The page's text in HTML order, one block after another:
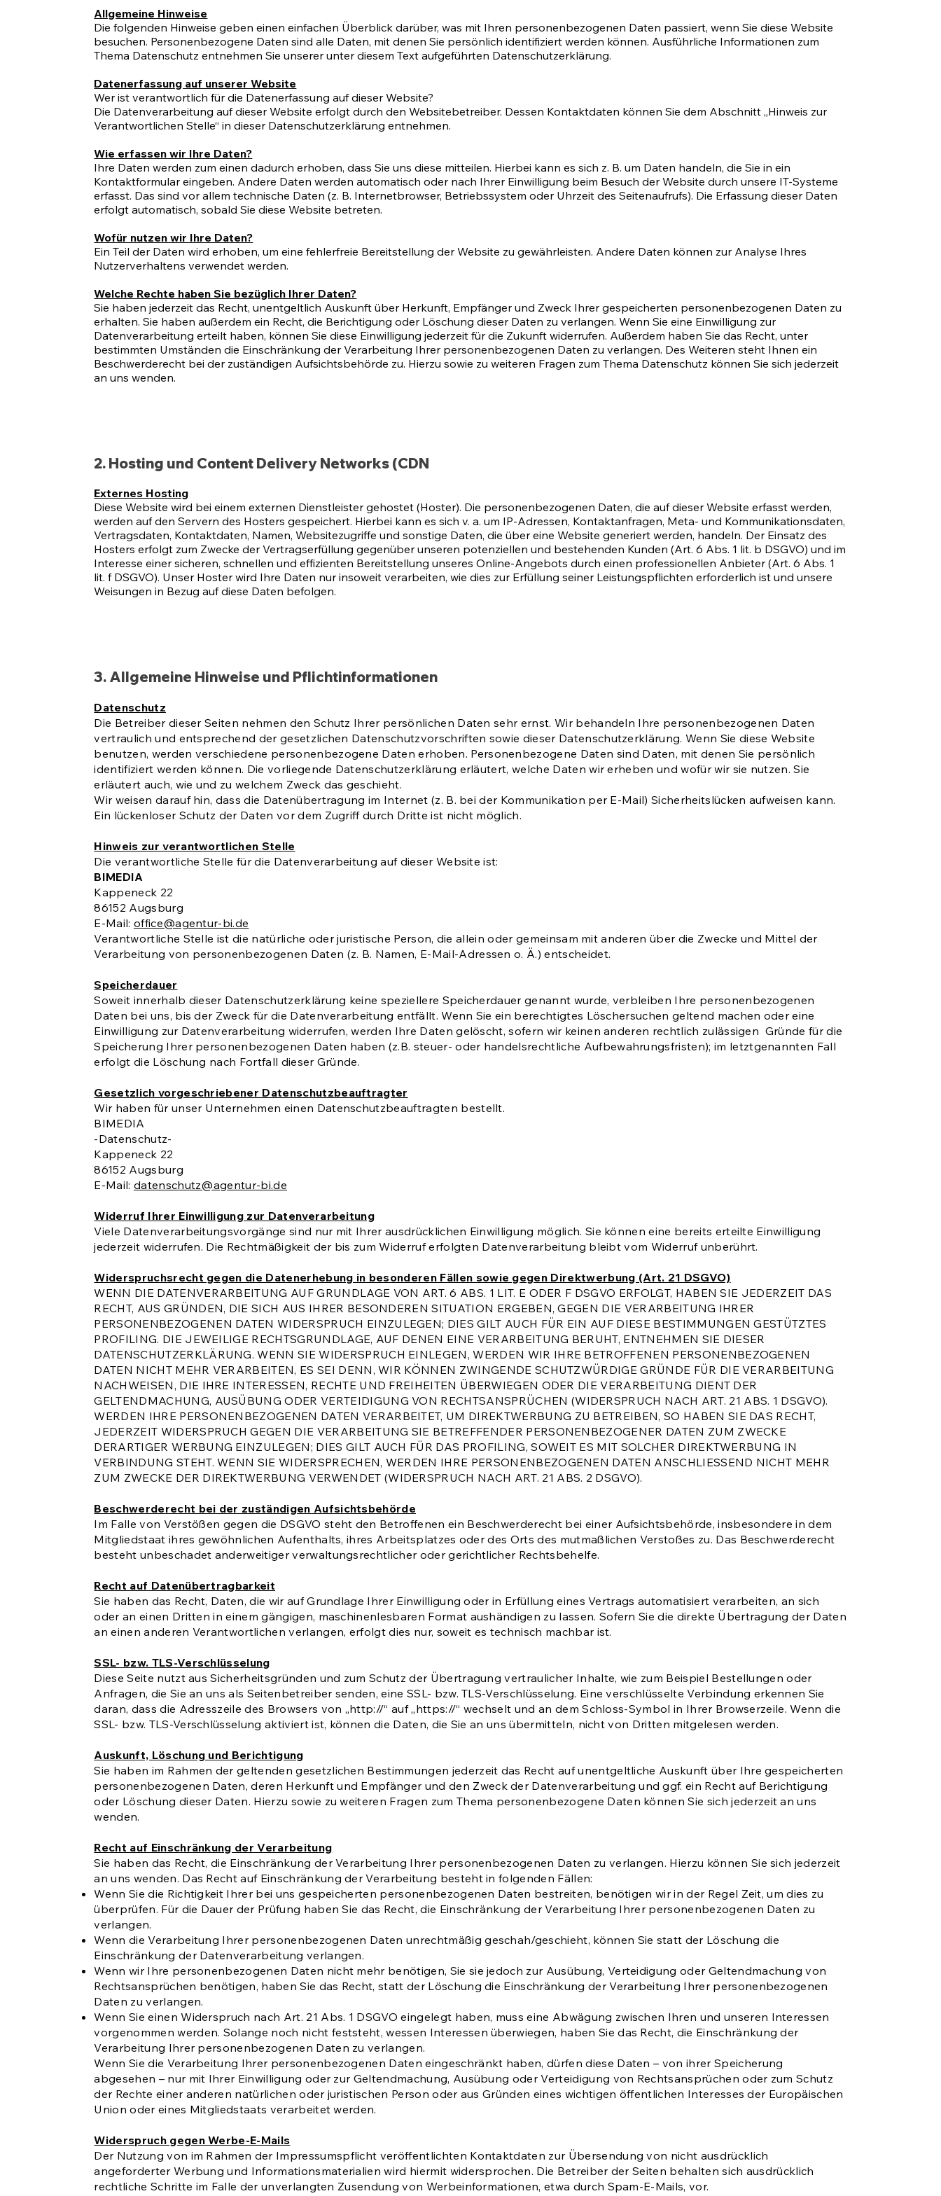
Allgemeine Hinweise
Die folgenden Hinweise geben einen einfachen Überblick darüber, was mit Ihren personenbezogenen Daten passiert, wenn Sie diese Website
besuchen. Personenbezogene Daten sind alle Daten, mit denen Sie persönlich identifiziert werden können. Ausführliche Informationen zum
Thema Datenschutz entnehmen Sie unserer unter diesem Text aufgeführten Datenschutzerklärung.
Datenerfassung auf unserer Website
Wer ist verantwortlich für die Datenerfassung auf dieser Website?
Die Datenverarbeitung auf dieser Website erfolgt durch den Websitebetreiber. Dessen Kontaktdaten können Sie dem Abschnitt „Hinweis zur
Verantwortlichen Stelle“ in dieser Datenschutzerklärung entnehmen.
Wie erfassen wir Ihre Daten?
Ihre Daten werden zum einen dadurch erhoben, dass Sie uns diese mitteilen. Hierbei kann es sich z. B. um Daten handeln, die Sie in ein
Kontaktformular eingeben. Andere Daten werden automatisch oder nach Ihrer Einwilligung beim Besuch der Website durch unsere IT-Systeme
erfasst. Das sind vor allem technische Daten (z. B. Internetbrowser, Betriebssystem oder Uhrzeit des Seitenaufrufs). Die Erfassung dieser Daten
erfolgt automatisch, sobald Sie diese Website betreten.
Wofür nutzen wir Ihre Daten?
Ein Teil der Daten wird erhoben, um eine fehlerfreie Bereitstellung der Website zu gewährleisten. Andere Daten können zur Analyse Ihres
Nutzerverhaltens verwendet werden.
Welche Rechte haben Sie bezüglich Ihrer Daten?
Sie haben jederzeit das Recht, unentgeltlich Auskunft über Herkunft, Empfänger und Zweck Ihrer gespeicherten personenbezogenen Daten zu
erhalten. Sie haben außerdem ein Recht, die Berichtigung oder Löschung dieser Daten zu verlangen. Wenn Sie eine Einwilligung zur
Datenverarbeitung erteilt haben, können Sie diese Einwilligung jederzeit für die Zukunft widerrufen. Außerdem haben Sie das Recht, unter
bestimmten Umständen die Einschränkung der Verarbeitung Ihrer personenbezogenen Daten zu verlangen. Des Weiteren steht Ihnen ein
Beschwerderecht bei der zuständigen Aufsichtsbehörde zu. Hierzu sowie zu weiteren Fragen zum Thema Datenschutz können Sie sich jederzeit
an uns wenden.
2. Hosting und Content Delivery Networks (CDN
Externes Hosting
Diese Website wird bei einem externen Dienstleister gehostet (Hoster). Die personenbezogenen Daten, die auf dieser Website erfasst werden,
werden auf den Servern des Hosters gespeichert. Hierbei kann es sich v. a. um IP-Adressen, Kontaktanfragen, Meta- und Kommunikationsdaten,
Vertragsdaten, Kontaktdaten, Namen, Websitezugriffe und sonstige Daten, die über eine Website generiert werden, handeln. Der Einsatz des
Hosters erfolgt zum Zwecke der Vertragserfüllung gegenüber unseren potenziellen und bestehenden Kunden (Art. 6 Abs. 1 lit. b DSGVO) und im
Interesse einer sicheren, schnellen und effizienten Bereitstellung unseres Online-Angebots durch einen professionellen Anbieter (Art. 6 Abs. 1
lit. f DSGVO). Unser Hoster wird Ihre Daten nur insoweit verarbeiten, wie dies zur Erfüllung seiner Leistungspflichten erforderlich ist und unsere
Weisungen in Bezug auf diese Daten befolgen.
3. Allgemeine Hinweise und Pflichtinformationen
Datenschutz
Die Betreiber dieser Seiten nehmen den Schutz Ihrer persönlichen Daten sehr ernst. Wir behandeln Ihre personenbezogenen Daten
vertraulich und entsprechend der gesetzlichen Datenschutzvorschriften sowie dieser Datenschutzerklärung. Wenn Sie diese Website
benutzen, werden verschiedene personenbezogene Daten erhoben. Personenbezogene Daten sind Daten, mit denen Sie persönlich
identifiziert werden können. Die vorliegende Datenschutzerklärung erläutert, welche Daten wir erheben und wofür wir sie nutzen. Sie
erläutert auch, wie und zu welchem Zweck das geschieht.
Wir weisen darauf hin, dass die Datenübertragung im Internet (z. B. bei der Kommunikation per E-Mail) Sicherheitslücken aufweisen kann.
Ein lückenloser Schutz der Daten vor dem Zugriff durch Dritte ist nicht möglich.
Hinweis zur verantwortlichen Stelle
Die verantwortliche Stelle für die Datenverarbeitung auf dieser Website ist:
BIMEDIA
Kappeneck 22
86152 Augsburg
E-Mail: office@agentur-bi.de
Verantwortliche Stelle ist die natürliche oder juristische Person, die allein oder gemeinsam mit anderen über die Zwecke und Mittel der
Verarbeitung von personenbezogenen Daten (z. B. Namen, E-Mail-Adressen o. Ä.) entscheidet.
Speicherdauer
Soweit innerhalb dieser Datenschutzerklärung keine speziellere Speicherdauer genannt wurde, verbleiben Ihre personenbezogenen
Daten bei uns, bis der Zweck für die Datenverarbeitung entfällt. Wenn Sie ein berechtigtes Löschersuchen geltend machen oder eine
Einwilligung zur Datenverarbeitung widerrufen, werden Ihre Daten gelöscht, sofern wir keinen anderen rechtlich zulässigen Gründe für die
Speicherung Ihrer personenbezogenen Daten haben (z.B. steuer- oder handelsrechtliche Aufbewahrungsfristen); im letztgenannten Fall
erfolgt die Löschung nach Fortfall dieser Gründe.
Gesetzlich vorgeschriebener Datenschutzbeauftragter
Wir haben für unser Unternehmen einen Datenschutzbeauftragten bestellt.
BIMEDIA
-Datenschutz-
Kappeneck 22
86152 Augsburg
E-Mail: datenschutz@agentur-bi.de
Widerruf Ihrer Einwilligung zur Datenverarbeitung
Viele Datenverarbeitungsvorgänge sind nur mit Ihrer ausdrücklichen Einwilligung möglich. Sie können eine bereits erteilte Einwilligung
jederzeit widerrufen. Die Rechtmäßigkeit der bis zum Widerruf erfolgten Datenverarbeitung bleibt vom Widerruf unberührt.
Widerspruchsrecht gegen die Datenerhebung in besonderen Fällen sowie gegen Direktwerbung (Art. 21 DSGVO)
WENN DIE DATENVERARBEITUNG AUF GRUNDLAGE VON ART. 6 ABS. 1 LIT. E ODER F DSGVO ERFOLGT, HABEN SIE JEDERZEIT DAS
RECHT, AUS GRÜNDEN, DIE SICH AUS IHRER BESONDEREN SITUATION ERGEBEN, GEGEN DIE VERARBEITUNG IHRER
PERSONENBEZOGENEN DATEN WIDERSPRUCH EINZULEGEN; DIES GILT AUCH FÜR EIN AUF DIESE BESTIMMUNGEN GESTÜTZTES
PROFILING. DIE JEWEILIGE RECHTSGRUNDLAGE, AUF DENEN EINE VERARBEITUNG BERUHT, ENTNEHMEN SIE DIESER
DATENSCHUTZERKLÄRUNG. WENN SIE WIDERSPRUCH EINLEGEN, WERDEN WIR IHRE BETROFFENEN PERSONENBEZOGENEN
DATEN NICHT MEHR VERARBEITEN, ES SEI DENN, WIR KÖNNEN ZWINGENDE SCHUTZWÜRDIGE GRÜNDE FÜR DIE VERARBEITUNG
NACHWEISEN, DIE IHRE INTERESSEN, RECHTE UND FREIHEITEN ÜBERWIEGEN ODER DIE VERARBEITUNG DIENT DER
GELTENDMACHUNG, AUSÜBUNG ODER VERTEIDIGUNG VON RECHTSANSPRÜCHEN (WIDERSPRUCH NACH ART. 21 ABS. 1 DSGVO).
WERDEN IHRE PERSONENBEZOGENEN DATEN VERARBEITET, UM DIREKTWERBUNG ZU BETREIBEN, SO HABEN SIE DAS RECHT,
JEDERZEIT WIDERSPRUCH GEGEN DIE VERARBEITUNG SIE BETREFFENDER PERSONENBEZOGENER DATEN ZUM ZWECKE
DERARTIGER WERBUNG EINZULEGEN; DIES GILT AUCH FÜR DAS PROFILING, SOWEIT ES MIT SOLCHER DIREKTWERBUNG IN
VERBINDUNG STEHT. WENN SIE WIDERSPRECHEN, WERDEN IHRE PERSONENBEZOGENEN DATEN ANSCHLIESSEND NICHT MEHR
ZUM ZWECKE DER DIREKTWERBUNG VERWENDET (WIDERSPRUCH NACH ART. 21 ABS. 2 DSGVO).
Beschwerderecht bei der zuständigen Aufsichtsbehörde
Im Falle von Verstößen gegen die DSGVO steht den Betroffenen ein Beschwerderecht bei einer Aufsichtsbehörde, insbesondere in dem
Mitgliedstaat ihres gewöhnlichen Aufenthalts, ihres Arbeitsplatzes oder des Orts des mutmaßlichen Verstoßes zu. Das Beschwerderecht
besteht unbeschadet anderweitiger verwaltungsrechtlicher oder gerichtlicher Rechtsbehelfe.
Recht auf Datenübertragbarkeit
Sie haben das Recht, Daten, die wir auf Grundlage Ihrer Einwilligung oder in Erfüllung eines Vertrags automatisiert verarbeiten, an sich
oder an einen Dritten in einem gängigen, maschinenlesbaren Format aushändigen zu lassen. Sofern Sie die direkte Übertragung der Daten
an einen anderen Verantwortlichen verlangen, erfolgt dies nur, soweit es technisch machbar ist.
SSL- bzw. TLS-Verschlüsselung
Diese Seite nutzt aus Sicherheitsgründen und zum Schutz der Übertragung vertraulicher Inhalte, wie zum Beispiel Bestellungen oder
Anfragen, die Sie an uns als Seitenbetreiber senden, eine SSL- bzw. TLS-Verschlüsselung. Eine verschlüsselte Verbindung erkennen Sie
daran, dass die Adresszeile des Browsers von „http://“ auf „https://“ wechselt und an dem Schloss-Symbol in Ihrer Browserzeile. Wenn die
SSL- bzw. TLS-Verschlüsselung aktiviert ist, können die Daten, die Sie an uns übermitteln, nicht von Dritten mitgelesen werden.
Auskunft, Löschung und Berichtigung
Sie haben im Rahmen der geltenden gesetzlichen Bestimmungen jederzeit das Recht auf unentgeltliche Auskunft über Ihre gespeicherten
personenbezogenen Daten, deren Herkunft und Empfänger und den Zweck der Datenverarbeitung und ggf. ein Recht auf Berichtigung
oder Löschung dieser Daten. Hierzu sowie zu weiteren Fragen zum Thema personenbezogene Daten können Sie sich jederzeit an uns
wenden.
Recht auf Einschränkung der Verarbeitung
Sie haben das Recht, die Einschränkung der Verarbeitung Ihrer personenbezogenen Daten zu verlangen. Hierzu können Sie sich jederzeit
an uns wenden. Das Recht auf Einschränkung der Verarbeitung besteht in folgenden Fällen:
Wenn Sie die Richtigkeit Ihrer bei uns gespeicherten personenbezogenen Daten bestreiten, benötigen wir in der Regel Zeit, um dies zu
überprüfen. Für die Dauer der Prüfung haben Sie das Recht, die Einschränkung der Verarbeitung Ihrer personenbezogenen Daten zu
verlangen.
Wenn die Verarbeitung Ihrer personenbezogenen Daten unrechtmäßig geschah/geschieht, können Sie statt der Löschung die
Einschränkung der Datenverarbeitung verlangen.
Wenn wir Ihre personenbezogenen Daten nicht mehr benötigen, Sie sie jedoch zur Ausübung, Verteidigung oder Geltendmachung von
Rechtsansprüchen benötigen, haben Sie das Recht, statt der Löschung die Einschränkung der Verarbeitung Ihrer personenbezogenen
Daten zu verlangen.
Wenn Sie einen Widerspruch nach Art. 21 Abs. 1 DSGVO eingelegt haben, muss eine Abwägung zwischen Ihren und unseren Interessen
vorgenommen werden. Solange noch nicht feststeht, wessen Interessen überwiegen, haben Sie das Recht, die Einschränkung der
Verarbeitung Ihrer personenbezogenen Daten zu verlangen.
Wenn Sie die Verarbeitung Ihrer personenbezogenen Daten eingeschränkt haben, dürfen diese Daten – von ihrer Speicherung
abgesehen – nur mit Ihrer Einwilligung oder zur Geltendmachung, Ausübung oder Verteidigung von Rechtsansprüchen oder zum Schutz
der Rechte einer anderen natürlichen oder juristischen Person oder aus Gründen eines wichtigen öffentlichen Interesses der Europäischen
Union oder eines Mitgliedstaats verarbeitet werden.
Widerspruch gegen Werbe-E-Mails
Der Nutzung von im Rahmen der Impressumspflicht veröffentlichten Kontaktdaten zur Übersendung von nicht ausdrücklich
angeforderter Werbung und Informationsmaterialien wird hiermit widersprochen. Die Betreiber der Seiten behalten sich ausdrücklich
rechtliche Schritte im Falle der unverlangten Zusendung von Werbeinformationen, etwa durch Spam-E-Mails, vor.